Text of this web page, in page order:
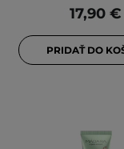
17,90 €
PRIDAŤ DO